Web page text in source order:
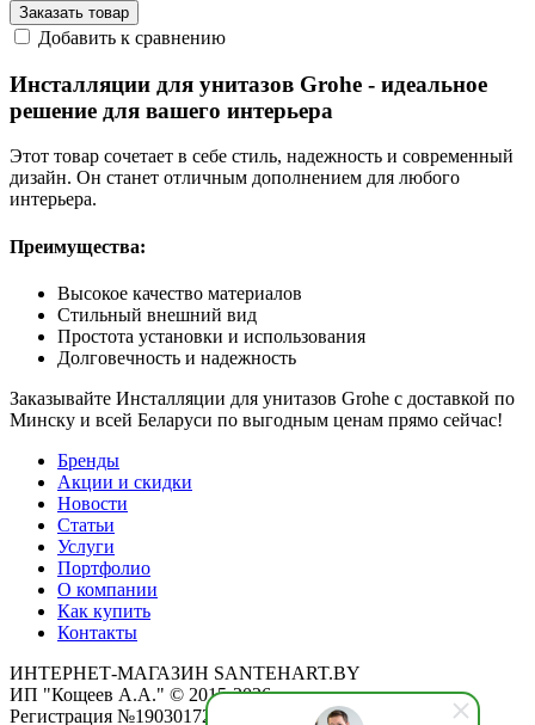
Заказать товар
Добавить к сравнению
Инсталляции для унитазов Grohe - идеальное
решение для вашего интерьера
Этот товар сочетает в себе стиль, надежность и современный
дизайн. Он станет отличным дополнением для любого
интерьера.
Преимущества:
Высокое качество материалов
Стильный внешний вид
Простота установки и использования
Долговечность и надежность
Заказывайте Инсталляции для унитазов Grohe с доставкой по
Минску и всей Беларуси по выгодным ценам прямо сейчас!
Бренды
Акции и скидки
Новости
Статьи
Услуги
Портфолио
О компании
Как купить
Контакты
ИНТЕРНЕТ-МАГАЗИН SANTEHART.BY
ИП "Кощеев А.А." © 2015-2026
Регистрация №190301725 от 12.02.2015